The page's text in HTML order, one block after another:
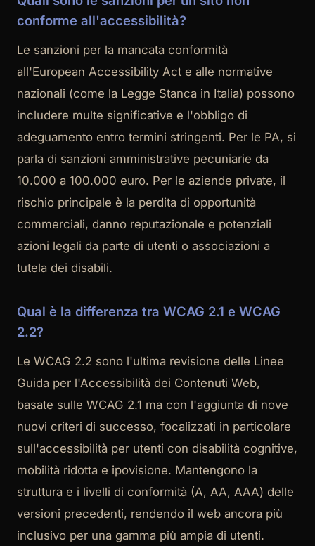
conforme all'accessibilità?
Le sanzioni per la mancata conformità
all'European Accessibility Act e alle normative
nazionali (come la Legge Stanca in Italia) possono
includere multe significative e l'obbligo di
adeguamento entro termini stringenti. Per le PA, si
parla di sanzioni amministrative pecuniarie da
10.000 a 100.000 euro. Per le aziende private, il
rischio principale è la perdita di opportunità
commerciali, danno reputazionale e potenziali
azioni legali da parte di utenti o associazioni a
tutela dei disabili.
Qual è la differenza tra WCAG 2.1 e WCAG
2.2?
Le WCAG 2.2 sono l'ultima revisione delle Linee
Guida per l'Accessibilità dei Contenuti Web,
basate sulle WCAG 2.1 ma con l'aggiunta di nove
nuovi criteri di successo, focalizzati in particolare
sull'accessibilità per utenti con disabilità cognitive,
mobilità ridotta e ipovisione. Mantengono la
struttura e i livelli di conformità (A, AA, AAA) delle
versioni precedenti, rendendo il web ancora più
inclusivo per una gamma più ampia di utenti.